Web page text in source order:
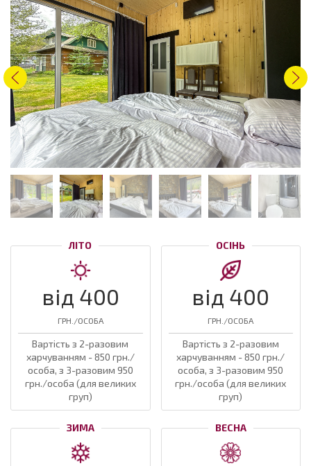
ЛІТО
від 400
ГРН./ОСОБА
Вартість з 2-разовим
харчуванням - 850 грн./
особа, з 3-разовим 950
грн./особа (для великих
груп)
ОСІНЬ
від 400
ГРН./ОСОБА
Вартість з 2-разовим
харчуванням - 850 грн./
особа, з 3-разовим 950
грн./особа (для великих
груп)
ЗИМА ВЕСНА